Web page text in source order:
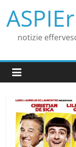
contenuto
notizie